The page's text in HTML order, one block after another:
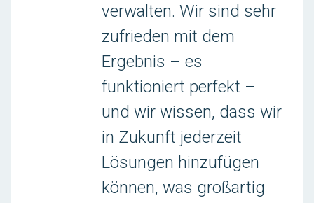
verwalten. Wir sind sehr
zufrieden mit dem
Ergebnis – es
funktioniert perfekt –
und wir wissen, dass wir
in Zukunft jederzeit
Lösungen hinzufügen
können, was großartig